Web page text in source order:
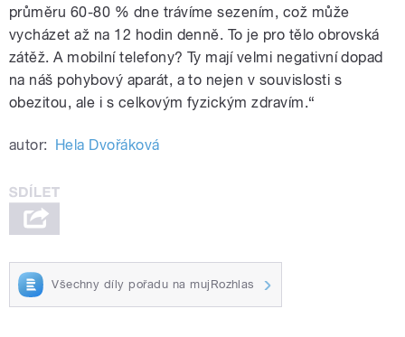
průměru 60-80 % dne trávíme sezením, což může
vycházet až na 12 hodin denně. To je pro tělo obrovská
zátěž. A mobilní telefony? Ty mají velmi negativní dopad
na náš pohybový aparát, a to nejen v souvislosti s
obezitou, ale i s celkovým fyzickým zdravím.“
autor: Hela Dvořáková
Všechny díly pořadu na mujRozhlas